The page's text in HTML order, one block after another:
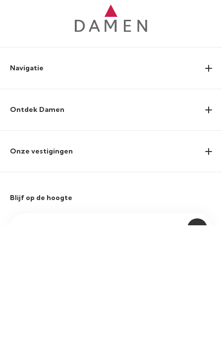
Navigatie
Ontdek Damen
Onze vestigingen
Blijf op de hoogte